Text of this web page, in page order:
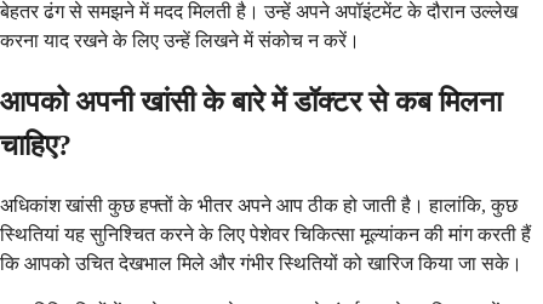
बेहतर ढंग से समझने में मदद मिलती है। उन्हें अपने अपॉइंटमेंट के दौरान उल्लेख
करना याद रखने के लिए उन्हें लिखने में संकोच न करें।
आपको अपनी खांसी के बारे में डॉक्टर से कब मिलना
चाहिए?
अधिकांश खांसी कुछ हफ्तों के भीतर अपने आप ठीक हो जाती है। हालांकि, कुछ
स्थितियां यह सुनिश्चित करने के लिए पेशेवर चिकित्सा मूल्यांकन की मांग करती हैं
कि आपको उचित देखभाल मिले और गंभीर स्थितियों को खारिज किया जा सके।